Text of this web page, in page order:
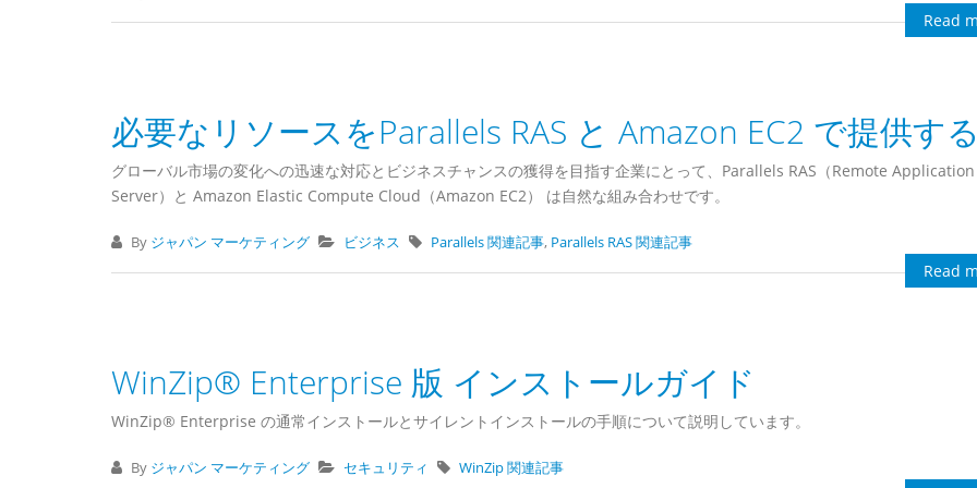
Read
必要なリソースをParallels RAS と Amazon EC2 で提供する
グローバル市場の変化への迅速な対応とビジネスチャンスの獲得を目指す企業にとって、Parallels RAS（Remote Application
Server）と Amazon Elastic Compute Cloud（Amazon EC2） は自然な組み合わせです。
By ジャパン マーケティング ビジネス Parallels 関連記事, Parallels RAS 関連記事
Read
WinZip® Enterprise 版 インストールガイド
WinZip® Enterprise の通常インストールとサイレントインストールの手順について説明しています。
By ジャパン マーケティング セキュリティ WinZip 関連記事